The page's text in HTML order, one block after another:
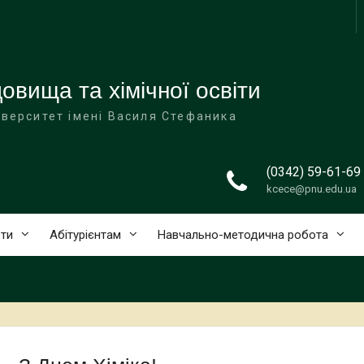
та хімічної освіти
імені Василя Стефаника
(0342) 59-61-69
kcece@pnu.edu.ua
Абітурієнтам Навчально-методична робота